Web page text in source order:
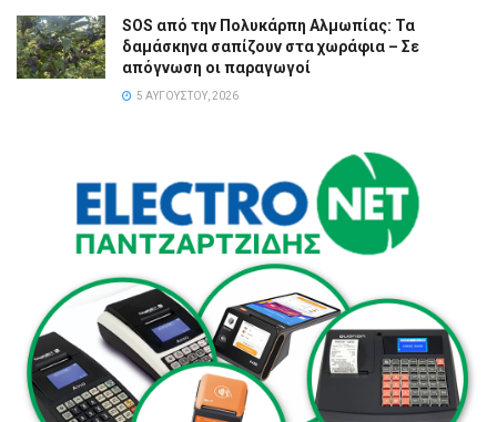
SOS από την Πολυκάρπη Αλμωπίας: Τα
δαμάσκηνα σαπίζουν στα χωράφια – Σε
απόγνωση οι παραγωγοί
5 ΑΥΓΟΎΣΤΟΥ, 2026